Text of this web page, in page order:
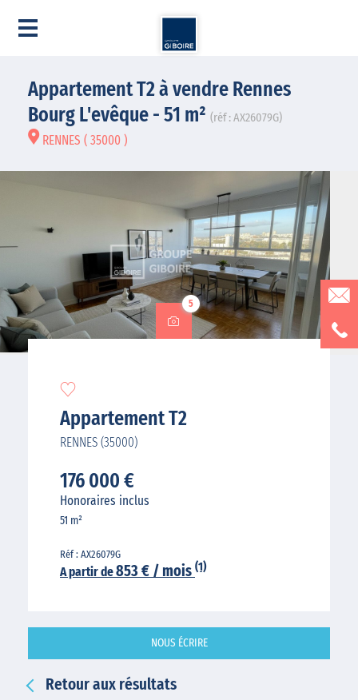
Appartement T2 à vendre Rennes
Bourg L'evêque - 51 m² (réf : AX26079G)
RENNES ( 35000 )
5
Appartement T2
RENNES (35000)
176 000 €
Honoraires inclus
51 m²
Réf : AX26079G
A partir de853 € / mois (1)
NOUS ÉCRIRE
Retour aux résultats